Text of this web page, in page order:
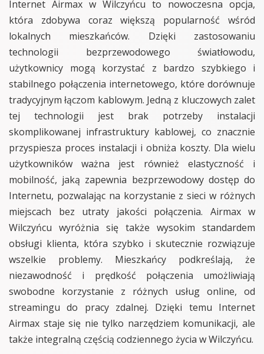
Internet Airmax w Wilczyńcu to nowoczesna opcja,
która zdobywa coraz większą popularność wśród
lokalnych mieszkańców. Dzięki zastosowaniu
technologii bezprzewodowego światłowodu,
użytkownicy mogą korzystać z bardzo szybkiego i
stabilnego połączenia internetowego, które dorównuje
tradycyjnym łączom kablowym. Jedną z kluczowych zalet
tej technologii jest brak potrzeby instalacji
skomplikowanej infrastruktury kablowej, co znacznie
przyspiesza proces instalacji i obniża koszty. Dla wielu
użytkowników ważna jest również elastyczność i
mobilność, jaką zapewnia bezprzewodowy dostęp do
Internetu, pozwalając na korzystanie z sieci w różnych
miejscach bez utraty jakości połączenia. Airmax w
Wilczyńcu wyróżnia się także wysokim standardem
obsługi klienta, która szybko i skutecznie rozwiązuje
wszelkie problemy. Mieszkańcy podkreślają, że
niezawodność i prędkość połączenia umożliwiają
swobodne korzystanie z różnych usług online, od
streamingu do pracy zdalnej. Dzięki temu Internet
Airmax staje się nie tylko narzędziem komunikacji, ale
także integralną częścią codziennego życia w Wilczyńcu.